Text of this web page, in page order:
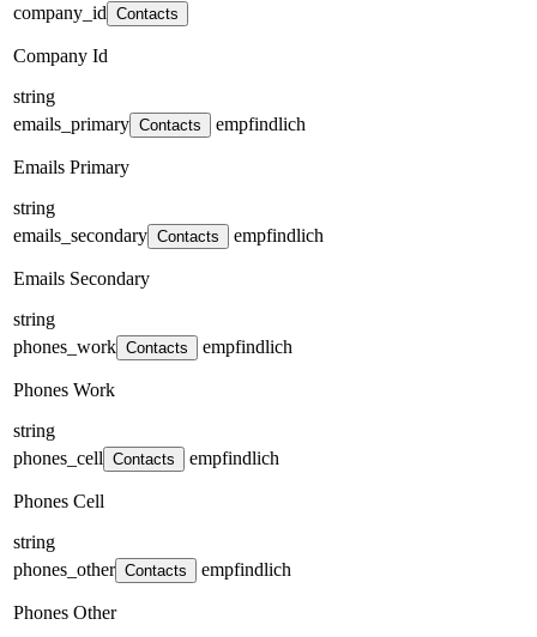
company_id Contacts
Company Id
string
emails_primary Contacts empfindlich
Emails Primary
string
emails_secondary Contacts empfindlich
Emails Secondary
string
phones_work Contacts empfindlich
Phones Work
string
phones_cell Contacts empfindlich
Phones Cell
string
phones_other Contacts empfindlich
Phones Other